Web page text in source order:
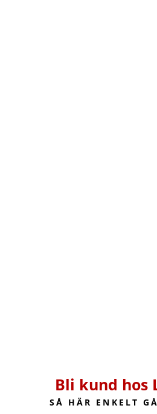
Bli kund hos
SÅ HÄR ENKELT